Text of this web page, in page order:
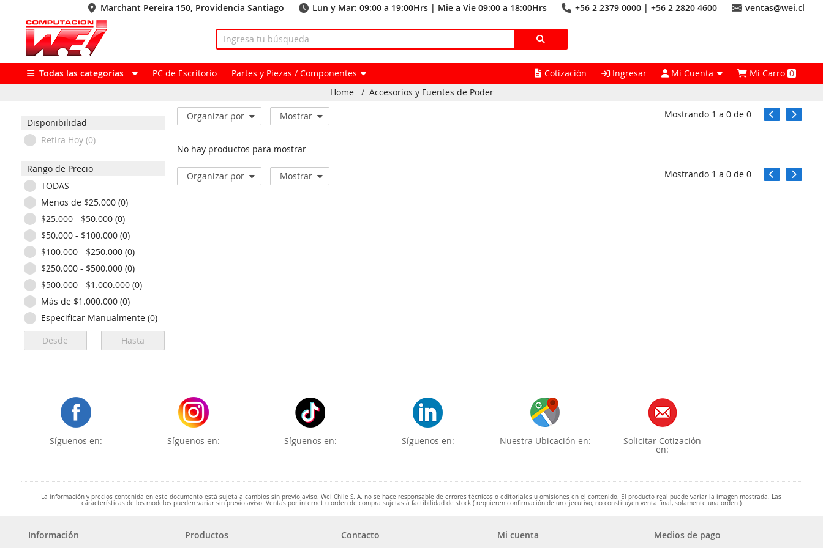
Marchant Pereira 150, Providencia Santiago Lun y Mar: 09:00 a 19:00Hrs | Mie a Vie 09:00 a 18:00Hrs +56 2 2379 0000 | +56 2 2820 4600 ventas@wei.cl
Todas las categorías PC de Escritorio Partes y Piezas / Componentes Cotización Ingresar Mi Cuenta Mi Carro0
Home
/ Accesorios y Fuentes de Poder
Disponibilidad
Retira Hoy (0)
Rango de Precio
TODAS
Menos de $25.000 (0)
$25.000 - $50.000 (0)
$50.000 - $100.000 (0)
$100.000 - $250.000 (0)
$250.000 - $500.000 (0)
$500.000 - $1.000.000 (0)
Más de $1.000.000 (0)
Especificar Manualmente (0)
Organizar por Mostrar Mostrando 1 a0 de0
No hay productos para mostrar
Organizar por Mostrar Mostrando 1 a0 de0
Síguenos en: Síguenos en: Síguenos en: Síguenos en: Nuestra Ubicación en: Solicitar Cotización
en:
La información y precios contenida en este documento está sujeta a cambios sin previo aviso. Wei Chile S. A. no se hace responsable de errores técnicos o editoriales u omisiones en el contenido. El producto real puede variar la imagen mostrada. Las
características de los modelos pueden variar sin previo aviso. Ventas por internet u orden de compra sujetas a factibilidad de stock ( requieren confirmación de un ejecutivo, no constituyen venta final, solamente una orden )
Información Productos Contacto Mi cuenta Medios de pago